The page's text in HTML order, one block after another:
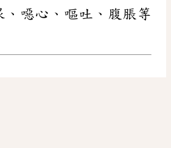
、噁心、嘔吐、腹脹等